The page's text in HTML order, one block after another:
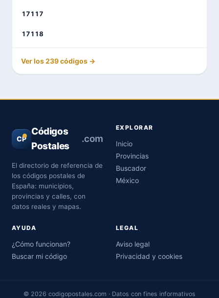
17117
17118
Ver los 239 códigos →
CP
Códigos
Postales
.com
El directorio de referencia de
los códigos postales de
España: municipios,
provincias y calles, con
datos reales y mapas.
EXPLORAR
Inicio
Provincias
Buscador
México
AYUDA
¿Cómo funcionan?
Buscar mi código
LEGAL
Aviso legal
Privacidad y cookies
© 2026 codigopostales.com · Datos con fines informativos